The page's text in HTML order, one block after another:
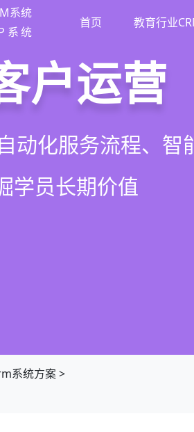
系统
系统
首页 教育行业
CRM
从引流、转化、
周期增长引擎
漏斗
准化跟单、试听转
生团队
户运营
动化服务流程、智
学员长期价值
与裂变
程序商城、丰富裂
碑增长
系统方案>